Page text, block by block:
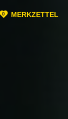
MERKZETTEL